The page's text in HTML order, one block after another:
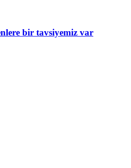
bir tavsiyemiz var